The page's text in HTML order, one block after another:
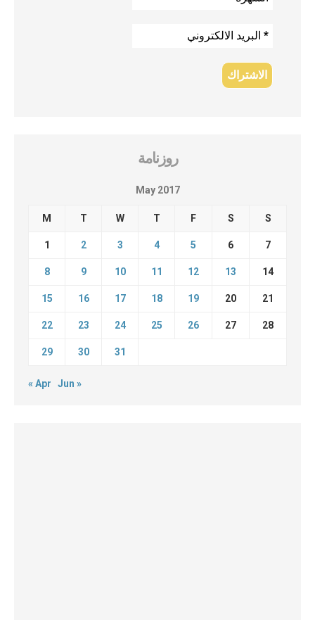
روزنامة
May 2017
M T W T F S S
1 2 3 4 5 6 7
8 9 10 11 12 13 14
15 16 17 18 19 20 21
22 23 24 25 26 27 28
29 30 31
« Apr Jun »